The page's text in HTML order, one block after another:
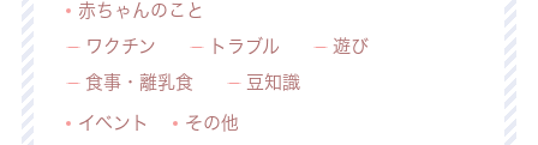
赤ちゃんのこと
ワクチン
トラブル
遊び
食事・離乳食
豆知識
イベント その他